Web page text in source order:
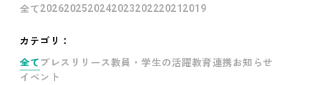
全て202620252024202320222021 2019
カテゴリ：
全て プレスリリース教員・学生の活躍教育連携お知らせ
イベント